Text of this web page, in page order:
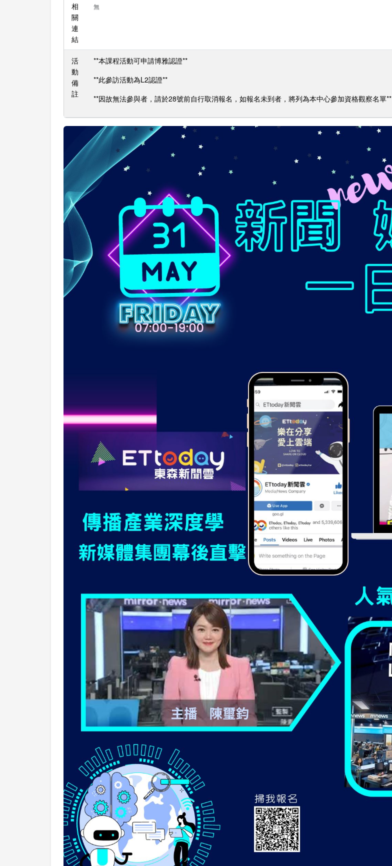
相
關
連
結
無
活
動
備
註
**本課程活動可申請博雅認證**
**此參訪活動為L2認證**
**因故無法參與者，請於28號前自行取消報名，如報名未到者，將列為本中心參加資格觀察名單**